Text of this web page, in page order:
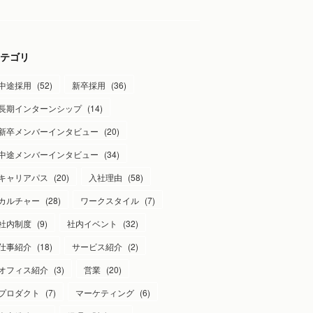
ゴリ
途採用 (52) 新卒採用 (36)
期インターンシップ (14)
卒メンバーインタビュー (20)
途メンバーインタビュー (34)
ャリアパス
(20) 入社理由 (58)
ルチャー (28) ワークスタイル (7)
内制度 (9) 社内イベント (32)
事紹介 (18) サービス紹介 (2)
フィス紹介 (3) 営業 (20)
ロダクト
(7) マーケティング (6)